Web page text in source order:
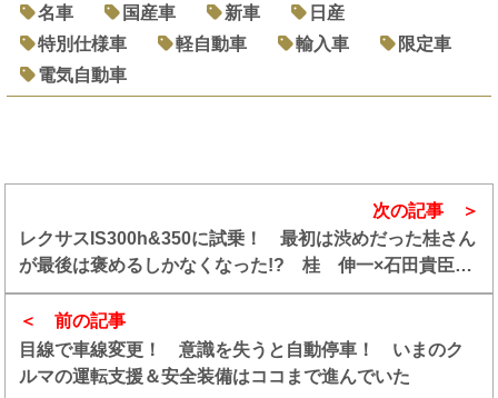
名車
国産車 新車
日産
特別仕様車
軽自動車 輸入車
限定車
電気自動車
前の記事
目線で車線変更！ 意識を失うと自動停車！ いまのク
ルマの運転支援＆安全装備はココまで進んでいた
次の記事
レクサスIS300h&350に試乗！ 最初は渋めだった桂さん
が最後は褒めるしかなくなった!? 桂 伸一×石田貴臣
【動画】